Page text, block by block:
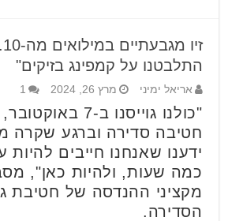
התלבטנו על קמפינג בזיקים"
אריאל ימיני מרץ 26, 2024 1
"כולנו גוייסנו ב-
חטיבה סדירה וברגע שקרה
ידענו שאנחנו חייבים
כמה שעות, ולהיות כאן",
מקציני ההנדסה של חטיבת
הסדירה.